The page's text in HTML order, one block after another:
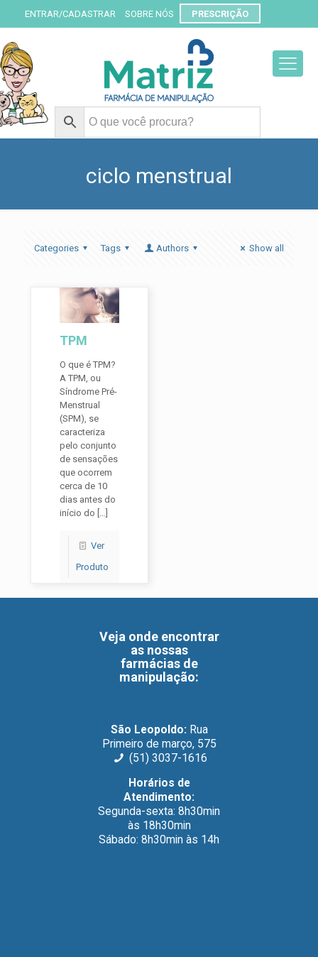
ENTRAR/CADASTRAR SOBRE NÓS PRESCRIÇÃO
ciclo menstrual
Categories Tags Authors Show all
TPM
O que é TPM?
A TPM, ou
Síndrome Pré-
Menstrual
(SPM), se
caracteriza
pelo conjunto
de sensações
que ocorrem
cerca de 10
dias antes do
início do
Ver
Produto
Veja onde encontrar
as nossas
farmácias de
manipulação:
São Leopoldo: Rua
Primeiro de março, 575
(51) 3037-1616
Horários de
Atendimento:
Segunda-sexta: 8h30min
às 18h30min
Sábado: 8h30min às 14h